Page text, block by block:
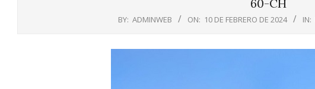
60-CH
BY: ADMINWEB ON: 10 DE FEBRERO DE 2024 IN: